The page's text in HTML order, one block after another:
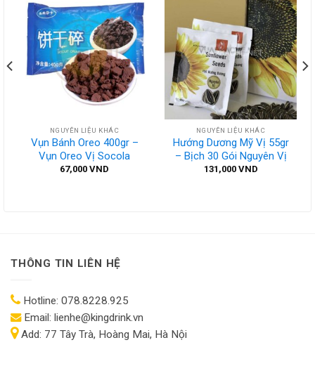
NGUYÊN LIỆU KHÁC
Vụn Bánh Oreo 400gr –
Vụn Oreo Vị Socola
67,000 VND
NGUYÊN LIỆU KHÁC
Hướng Dương Mỹ Vị 55gr
– Bịch 30 Gói Nguyên Vị
131,000 VND
THÔNG TIN LIÊN HỆ
Hotline: 078.8228.925
Email: lienhe@kingdrink.vn
Add: 77 Tây Trà, Hoàng Mai, Hà Nội